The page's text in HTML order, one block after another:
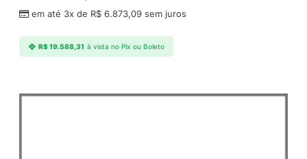
em até 3x de R$ 6.873,09 sem juros
R$19.588,31 à vista no Pix ou Boleto